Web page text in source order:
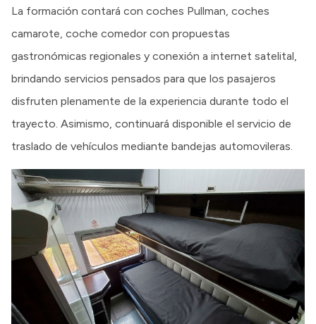
La formación contará con coches Pullman, coches
camarote, coche comedor con propuestas
gastronómicas regionales y conexión a internet satelital,
brindando servicios pensados para que los pasajeros
disfruten plenamente de la experiencia durante todo el
trayecto. Asimismo, continuará disponible el servicio de
traslado de vehículos mediante bandejas automovileras.